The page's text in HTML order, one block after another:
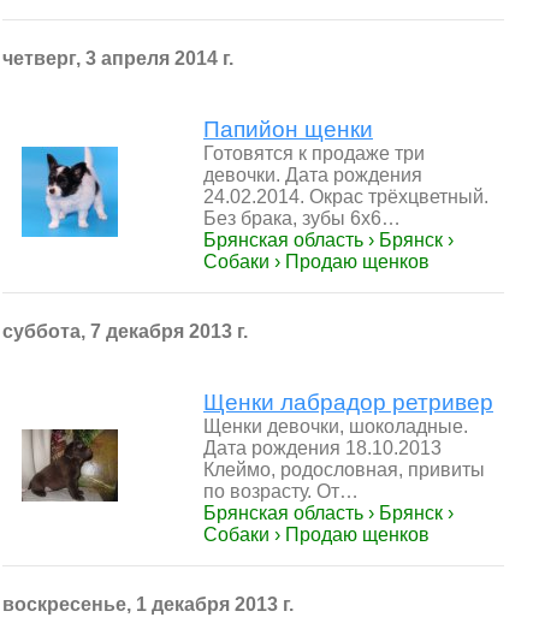
четверг, 3 апреля 2014 г.
Папийон щенки
Готовятся к продаже три
девочки. Дата рождения
24.02.2014. Окрас трёхцветный.
Без брака, зубы 6х6…
Брянская область › Брянск ›
Собаки › Продаю щенков
суббота, 7 декабря 2013 г.
Щенки лабрадор ретривер
Щенки девочки, шоколадные.
Дата рождения 18.10.2013
Клеймо, родословная, привиты
по возрасту. От…
Брянская область › Брянск ›
Собаки › Продаю щенков
воскресенье, 1 декабря 2013 г.